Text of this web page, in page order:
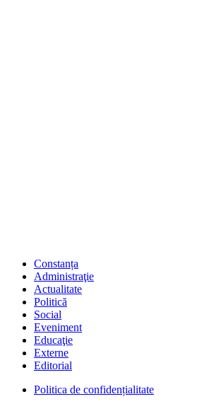
Constanța
Administraţie
Actualitate
Politică
Social
Eveniment
Educaţie
Externe
Editorial
Politica de confidențialitate